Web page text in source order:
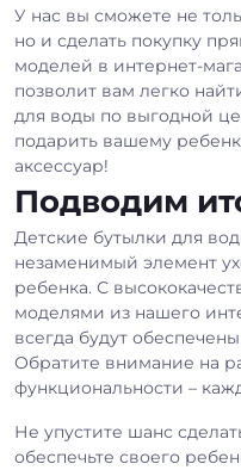
У нас вы сможете не
но и сделать покупку
моделей в интернет-
позволит вам легко
для воды по выгодной
подарить вашему
аксессуар!
Подводим
Детские бутылки для
незаменимый элемент
ребенка. С
моделями из нашего
всегда будут
Обратите внимание на
функциональности –
Не упустите шанс
обеспечьте своего